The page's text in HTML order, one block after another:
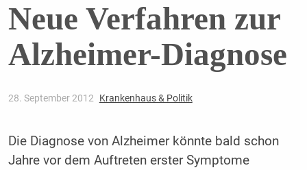
Neue Verfahren zur
Alzheimer-Diagnose
28. September 2012 Krankenhaus & Politik
Die Diagnose von Alzheimer könnte bald schon
Jahre vor dem Auftreten erster Symptome